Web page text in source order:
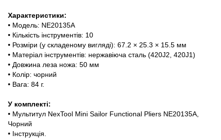
Характеристики:
• Модель: NE20135A
• Кількість інструментів: 10
• Розміри (у складеному вигляді): 67.2 × 25.3 × 15.5 мм
• Матеріал інструментів: нержавіюча сталь (420J2, 420J1)
• Довжина леза ножа: 50 мм
• Колір: чорний
• Вага: 84 г.
У комплекті:
• Мультитул NexTool Mini Sailor Functional Pliers NE20135A,
Чорний
• Інструкція.